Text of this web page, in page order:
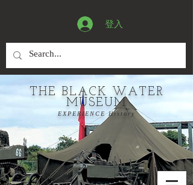
登入
THE BLACK WATER
MUSEUM
EXPERIENCE History